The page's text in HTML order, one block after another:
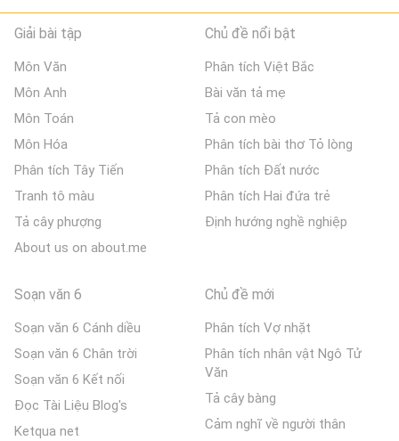
Giải bài tập
Môn Văn
Môn Anh
Môn Toán
Môn Hóa
Phân tích Tây Tiến
Tranh tô màu
Tả cây phượng
About us on about.me
Chủ đề nổi bật
Phân tích Việt Bắc
Bài văn tả mẹ
Tả con mèo
Phân tích bài thơ Tỏ lòng
Phân tích Đất nước
Phân tích Hai đứa trẻ
Định hướng nghề nghiệp
Soạn văn 6
Soạn văn 6 Cánh diều
Soạn văn 6 Chân trời
Soạn văn 6 Kết nối
Đọc Tài Liệu Blog's
Ketqua net
Chủ đề mới
Phân tích Vợ nhặt
Phân tích nhân vật Ngô Tử
Văn
Tả cây bàng
Cảm nghĩ về người thân